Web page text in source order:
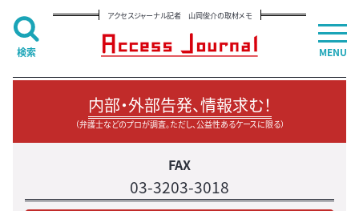
アクセスジャーナル記者 山岡俊介の取材メモ
内部・外部告発、情報求む！
（弁護士などのプロが調査。ただし、公益性あるケースに限る）
FAX
03-3203-3018
MENU
検索